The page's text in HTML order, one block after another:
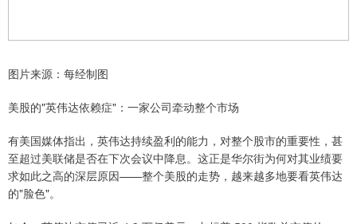
图片来源：每经制图
美股的"英伟达依赖症"：一家公司牵动整个市场
有美国媒体指出，英伟达持续盈利的能力，对整个股市的重要性，甚
至超过美联储是否在下次会议中降息。这正是华尔街为何对其业绩要
求如此之高的深层原因——整个美股的走势，越来越多地要看英伟达
的"脸色"。